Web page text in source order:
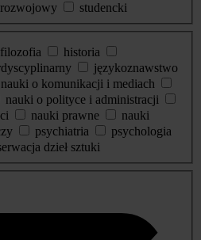
rozwojowy
studencki
filozofia
historia
językoznawstwo
nauki o komunikacji i mediach
nauki o polityce i administracji
nauki prawne
nauki
psychiatria
psychologia
dzieł sztuki